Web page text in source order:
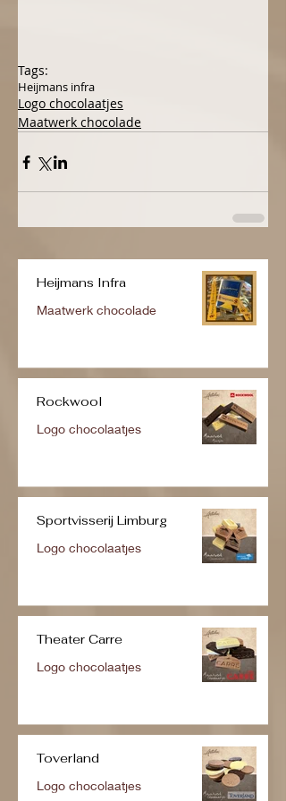
Tags:
Heijmans infra
Logo chocolaatjes
Maatwerk chocolade
Heijmans Infra
Maatwerk chocolade
Rockwool
Logo chocolaatjes
Sportvisserij Limburg
Logo chocolaatjes
Theater Carre
Logo chocolaatjes
Toverland
Logo chocolaatjes